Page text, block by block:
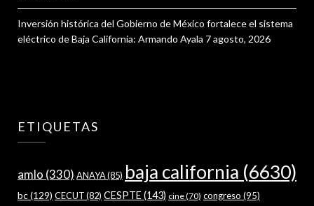
Inversión histórica del Gobierno de México fortalece el sistema
eléctrico de Baja California: Armando Ayala 7 agosto, 2026
ETIQUETAS
amlo (330) ANAYA(85) baja california (6630)
bc(129) CECUT(82) CESPTE (143) cine(70) congreso (95)